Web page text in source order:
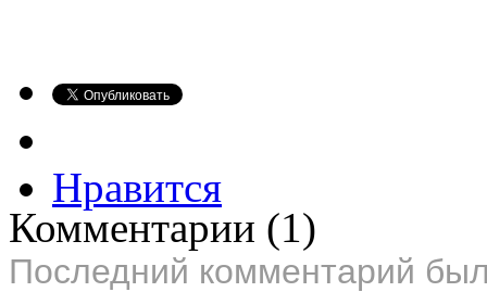
Нравится
Комментарии (1)
Последний комментарий